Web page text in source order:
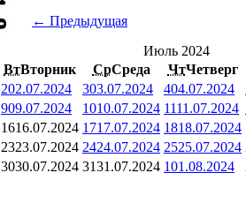
← Предыдущая
Июль 2024
ВтВторник СрСреда ЧтЧетверг
202.07.2024 303.07.2024 404.07.2024
909.07.2024 1010.07.2024 1111.07.2024
1616.07.2024 1717.07.2024 1818.07.2024
2323.07.2024 2424.07.2024 2525.07.2024
3030.07.2024 3131.07.2024 101.08.2024